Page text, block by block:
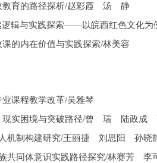
育的路径探析/赵彩霞 汤 静
逻辑与实践探索——以皖西红色文化
的内在价值与实践探索/林美容
课程教学改革/吴雅琴
实困境与突破路径/曾 瑞 陆政成
机制构建研究/王丽捷 刘思阳 孙晓
共同体意识实践路径探究/林赛芳 李